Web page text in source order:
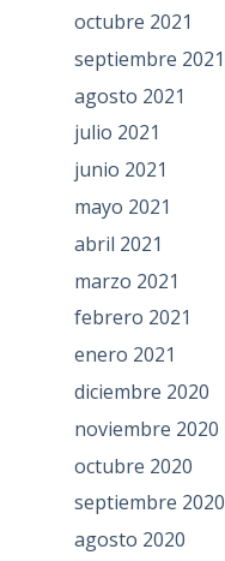
octubre 2021
septiembre 2021
agosto 2021
julio 2021
junio 2021
mayo 2021
abril 2021
marzo 2021
febrero 2021
enero 2021
diciembre 2020
noviembre 2020
octubre 2020
septiembre 2020
agosto 2020